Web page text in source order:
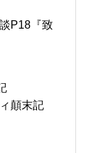
P18『致
顛末記